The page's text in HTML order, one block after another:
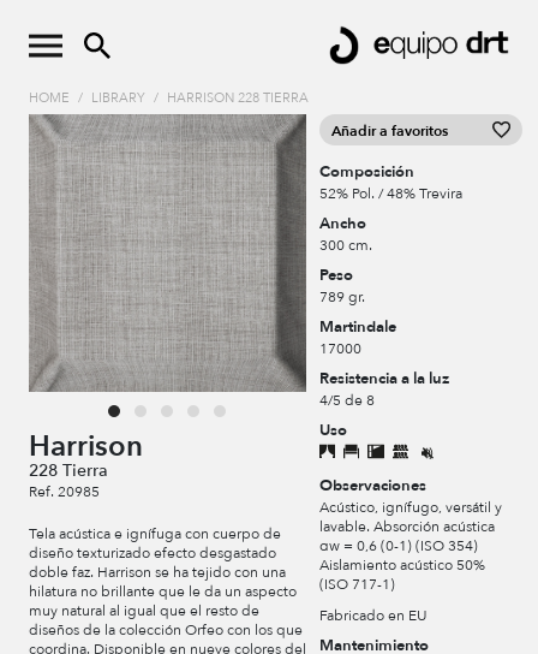
HOME / LIBRARY / HARRISON 228 TIERRA
Harrison
228 Tierra
Ref. 20985
Tela acústica e ignífuga con cuerpo de
diseño texturizado efecto desgastado
doble faz. Harrison se ha tejido con una
hilatura no brillante que le da un aspecto
muy natural al igual que el resto de
diseños de la colección Orfeo con los que
coordina. Disponible en nueve colores del
Añadir a favoritos
Composición
52% Pol. / 48% Trevira
Ancho
300 cm.
Peso
789 gr.
Martindale
17000
Resistencia a la luz
4/5 de 8
Uso
Observaciones
Acústico, ignífugo, versátil y
lavable. Absorción acústica
αw = 0,6 (0-1) (ISO 354)
Aislamiento acústico 50%
(ISO 717-1)
Fabricado en EU
Mantenimiento